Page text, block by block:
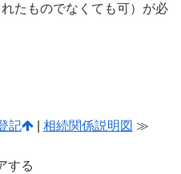
たものでなくても可）が必
記 | 相続関係説明図 ≫
する